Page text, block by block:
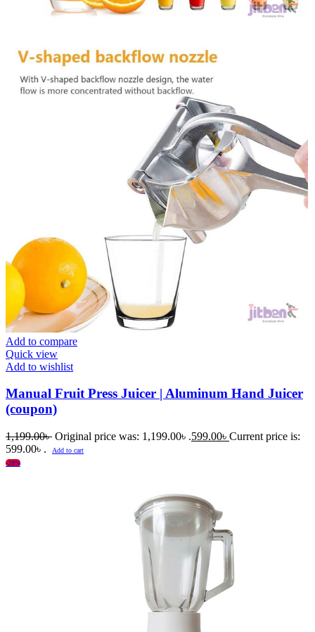
Add to compare
Quick view
Add to wishlist
Manual Fruit Press Juicer | Aluminum Hand Juicer
(coupon)
1,199.00৳ Original price was: 1,199.00৳ .599.00৳ Current price is:
599.00৳ .
Add to cart
-28%